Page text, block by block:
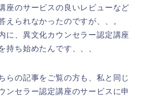
座のサービスの良いレビューなど
えられなかったのですが、、。
に、異文化カウンセラー認定講座
持ち始めたんです、、、
らの記事をご覧の方も、私と同じ
ンセラー認定講座のサービスに申